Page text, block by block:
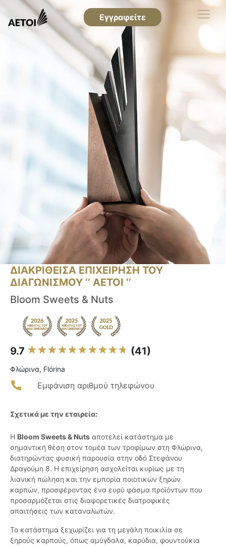
Εγγραφείτε
ΔΙΑΚΡΙΘΕΙΣΑ ΕΠΙΧΕΙΡΗΣΗ ΤΟΥ
ΔΙΑΓΩΝΙΣΜΟΥ ‘’ ΑΕΤΟΙ ‘’
Bloom Sweets & Nuts
9.7 (41)
Φλώρινα, Flórina
Εμφάνιση αριθμού τηλεφώνου
Σχετικά με την εταιρεία:
Η Bloom Sweets & Nuts αποτελεί κατάστημα με
σημαντική θέση στον τομέα των τροφίμων στη Φλώρινα,
διατηρώντας φυσική παρουσία στην οδό Στεφάνου
Δραγούμη 8. Η επιχείρηση ασχολείται κυρίως με τη
λιανική πώληση και την εμπορία ποιοτικών ξηρών
καρπών, προσφέροντας ένα ευρύ φάσμα προϊόντων που
προσαρμόζεται στις διαφορετικές διατροφικές
απαιτήσεις των καταναλωτών.
Το κατάστημα ξεχωρίζει για τη μεγάλη ποικιλία σε
ξηρούς καρπούς, όπως αμύγδαλα, καρύδια, φουντούκια